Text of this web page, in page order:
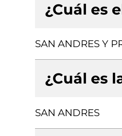
¿Cuál es
SAN ANDRES Y
¿Cuál es
SAN ANDRES